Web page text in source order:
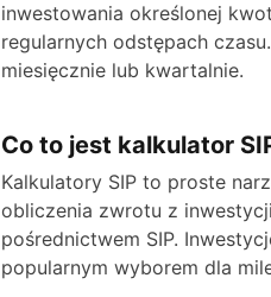
inwestowania określonej
regularnych odstępach
miesięcznie lub kwartalnie.
Co to jest kalkulator
Kalkulatory SIP to proste
obliczenia zwrotu z
pośrednictwem SIP.
popularnym wyborem dla